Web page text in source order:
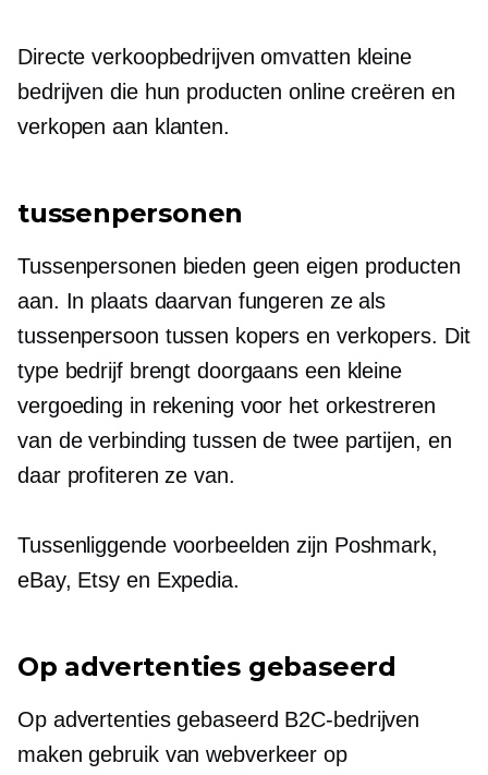
Directe verkoopbedrijven omvatten kleine
bedrijven die hun producten online creëren en
verkopen aan klanten.
tussenpersonen
Tussenpersonen bieden geen eigen producten
aan. In plaats daarvan fungeren ze als
tussenpersoon tussen kopers en verkopers. Dit
type bedrijf brengt doorgaans een kleine
vergoeding in rekening voor het orkestreren
van de verbinding tussen de twee partijen, en
daar profiteren ze van.
Tussenliggende voorbeelden zijn Poshmark,
eBay, Etsy en Expedia.
Op advertenties gebaseerd
Op advertenties gebaseerd B2C-bedrijven
maken gebruik van webverkeer op